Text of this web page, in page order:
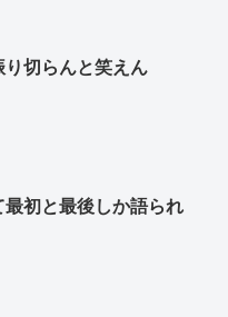
切らんと笑えん
初と最後しか語られ